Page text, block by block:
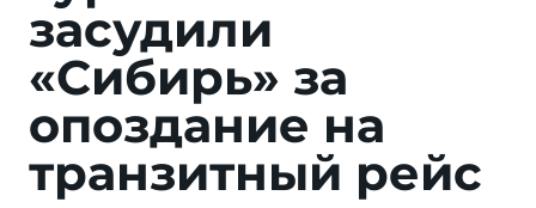
засудили
«Сибирь» за
опоздание на
транзитный рейс